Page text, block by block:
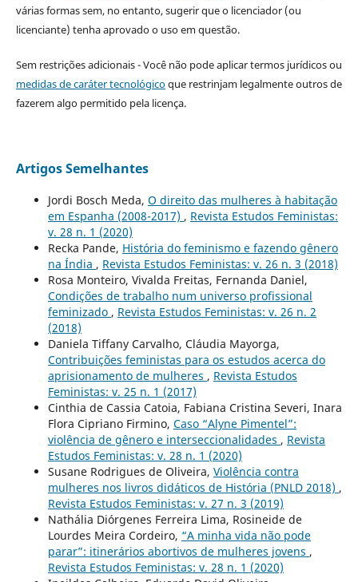
várias formas sem, no entanto, sugerir que o licenciador (ou
licenciante) tenha aprovado o uso em questão.
Sem restrições adicionais - Você não pode aplicar termos jurídicos ou
medidas de caráter tecnológicoque restrinjam legalmente outros de
fazerem algo permitido pela licença.
Artigos Semelhantes
Jordi Bosch Meda, O direito das mulheres à habitação
em Espanha (2008-2017) , Revista Estudos Feministas:
v. 28 n. 1 (2020)
Recka Pande, História do feminismo e fazendo gênero
na Índia , Revista Estudos Feministas: v. 26 n. 3 (2018)
Rosa Monteiro, Vivalda Freitas, Fernanda Daniel,
Condições de trabalho num universo profissional
feminizado , Revista Estudos Feministas: v. 26 n. 2
(2018)
Daniela Tiffany Carvalho, Cláudia Mayorga,
Contribuições feministas para os estudos acerca do
aprisionamento de mulheres , Revista Estudos
Feministas: v. 25 n. 1 (2017)
Cinthia de Cassia Catoia, Fabiana Cristina Severi, Inara
Flora Cipriano Firmino, Caso “Alyne Pimentel”:
violência de gênero e interseccionalidades , Revista
Estudos Feministas: v. 28 n. 1 (2020)
Susane Rodrigues de Oliveira, Violência contra
mulheres nos livros didáticos de História (PNLD 2018) ,
Revista Estudos Feministas: v. 27 n. 3 (2019)
Nathália Diórgenes Ferreira Lima, Rosineide de
Lourdes Meira Cordeiro, “A minha vida não pode
parar”: itinerários abortivos de mulheres jovens ,
Revista Estudos Feministas: v. 28 n. 1 (2020)